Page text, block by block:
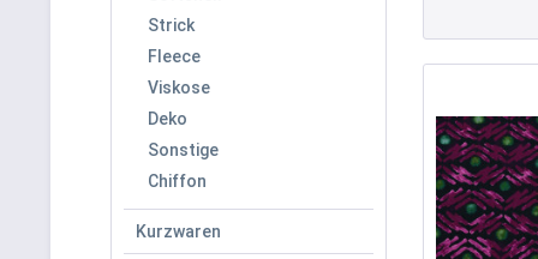
Strick
Fleece
Viskose
Deko
Sonstige
Chiffon
Kurzwaren